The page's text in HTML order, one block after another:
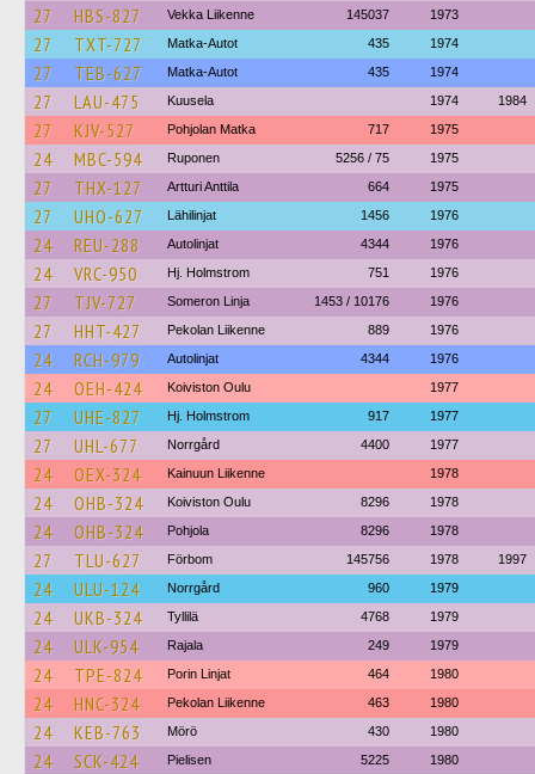
27 HBS-827 Vekka Liikenne 145037 1973
27 TXT-727 Matka-Autot 435 1974
27 TEB-627 Matka-Autot 435 1974
27 LAU-475 Kuusela 1974 1984
27 KJV-527 Pohjolan Matka 717 1975
24 MBC-594 Ruponen 5256 / 75 1975
27 THX-127 Artturi Anttila 664 1975
27 UHO-627 Lähilinjat 1456 1976
24 REU-288 Autolinjat 4344 1976
24 VRC-950 Hj. Holmstrom 751 1976
27 TJV-727 Someron Linja 1453 / 10176 1976
27 HHT-427 Pekolan Liikenne 889 1976
24 RCH-979 Autolinjat 4344 1976
24 OEH-424 Koiviston Oulu 1977
27 UHE-827 Hj. Holmstrom 917 1977
27 UHL-677 Norrgård 4400 1977
24 OEX-324 Kainuun Liikenne 1978
24 OHB-324 Koiviston Oulu 8296 1978
24 OHB-324 Pohjola 8296 1978
27 TLU-627 Förbom 145756 1978 1997
24 ULU-124 Norrgård 960 1979
24 UKB-324 Tyllilä 4768 1979
24 ULK-954 Rajala 249 1979
24 TPE-824 Porin Linjat 464 1980
24 HNC-324 Pekolan Liikenne 463 1980
24 KEB-763 Mörö 430 1980
24 SCK-424 Pielisen 5225 1980